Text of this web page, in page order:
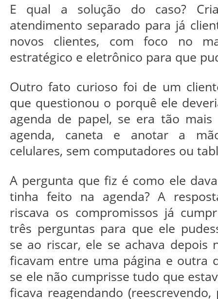
E qual a solução do caso?
atendimento separado para já
novos clientes, com foco no
estratégico e eletrônico para que
Outro fato curioso foi de um
que questionou o porquê ele
agenda de papel, se era tão mais
agenda, caneta e anotar a
celulares, sem computadores ou
A pergunta que fiz é como ele
tinha feito na agenda? A
riscava os compromissos já
três perguntas para que ele
se ao riscar, ele se achava depois
ficavam entre uma página e outra
se ele não cumprisse tudo que
ficava reagendando